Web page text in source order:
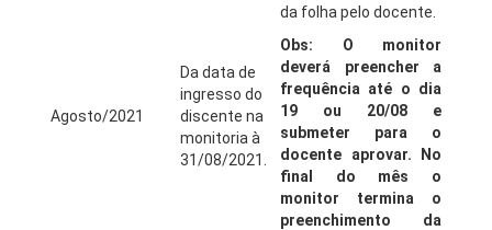
Agosto/2021
Da data de
ingresso do
discente na
monitoria à
31/08/2021.
da folha pelo docente.
Obs: O monitor
deverá preencher a
frequência até o dia
19 ou 20/08 e
submeter para o
docente aprovar. No
final do mês o
monitor termina o
preenchimento da